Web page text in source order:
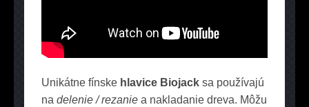
Unikátne fínske hlavice Biojack sa používajú
na delenie / rezanie a nakladanie dreva. Môžu